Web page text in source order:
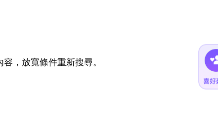
，放寬條件重新搜尋。